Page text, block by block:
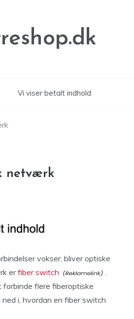
Vi viser betalt indhold
netværk
vokser, bliver optiske
erfiber switch
.
flere fiberoptiske
i, hvordan en fiber switch